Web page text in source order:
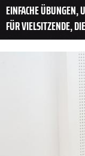
EINFACHE
FÜR VIELSITZENDE,